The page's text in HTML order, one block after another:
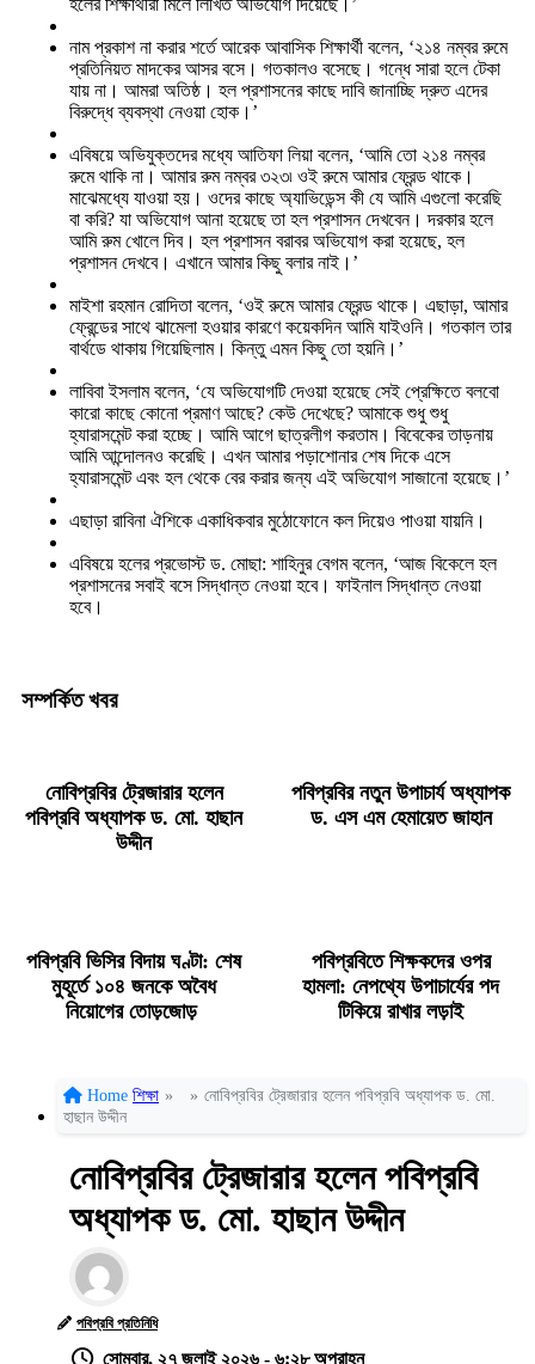
হলের শিক্ষার্থীরা মিলে লিখিত অভিযোগ দিয়েছে।’
নাম প্রকাশ না করার শর্তে আরেক আবাসিক শিক্ষার্থী বলেন, ‘২১৪ নম্বর রুমে
প্রতিনিয়ত মাদকের আসর বসে। গতকালও বসেছে। গন্ধে সারা হলে টেকা
যায় না। আমরা অতিষ্ঠ। হল প্রশাসনের কাছে দাবি জানাচ্ছি দ্রুত এদের
বিরুদ্ধে ব্যবস্থা নেওয়া হোক।’
এবিষয়ে অভিযুক্তদের মধ্যে আতিফা লিয়া বলেন, ‘আমি তো ২১৪ নম্বর
রুমে থাকি না। আমার রুম নম্বর ৩২৩৷ ওই রুমে আমার ফ্রেন্ড থাকে।
মাঝেমধ্যে যাওয়া হয়। ওদের কাছে অ্যাভিডেন্স কী যে আমি এগুলো করেছি
বা করি? যা অভিযোগ আনা হয়েছে তা হল প্রশাসন দেখবেন। দরকার হলে
আমি রুম খোলে দিব। হল প্রশাসন বরাবর অভিযোগ করা হয়েছে, হল
প্রশাসন দেখবে। এখানে আমার কিছু বলার নাই।’
মাইশা রহমান রোদিতা বলেন, ‘ওই রুমে আমার ফ্রেন্ড থাকে। এছাড়া, আমার
ফ্রেন্ডের সাথে ঝামেলা হওয়ার কারণে কয়েকদিন আমি যাইওনি। গতকাল তার
বার্থডে থাকায় গিয়েছিলাম। কিন্তু এমন কিছু তো হয়নি।’
লাবিবা ইসলাম বলেন, ‘যে অভিযোগটি দেওয়া হয়েছে সেই প্রেক্ষিতে বলবো
কারো কাছে কোনো প্রমাণ আছে? কেউ দেখেছে? আমাকে শুধু শুধু
হ্যারাসমেন্ট করা হচ্ছে। আমি আগে ছাত্রলীগ করতাম। বিবেকের তাড়নায়
আমি আন্দোলনও করেছি। এখন আমার পড়াশোনার শেষ দিকে এসে
হ্যারাসমেন্ট এবং হল থেকে বের করার জন্য এই অভিযোগ সাজানো হয়েছে।’
এছাড়া রাবিনা ঐশিকে একাধিকবার মুঠোফোনে কল দিয়েও পাওয়া যায়নি।
এবিষয়ে হলের প্রভোস্ট ড. মোছা: শাহিনুর বেগম বলেন, ‘আজ বিকেলে হল
প্রশাসনের সবাই বসে সিদ্ধান্ত নেওয়া হবে। ফাইনাল সিদ্ধান্ত নেওয়া
হবে।
সম্পর্কিত খবর
নোবিপ্রবির ট্রেজারার হলেন
পবিপ্রবি অধ্যাপক ড. মো. হাছান
উদ্দীন
পবিপ্রবির নতুন উপাচার্য অধ্যাপক
ড. এস এম হেমায়েত জাহান
পবিপ্রবি ভিসির বিদায় ঘণ্টা: শেষ
মুহূর্তে ১০৪ জনকে অবৈধ
নিয়োগের তোড়জোড়
পবিপ্রবিতে শিক্ষকদের ওপর
হামলা: নেপথ্যে উপাচার্যের পদ
টিকিয়ে রাখার লড়াই
Home শিক্ষা » » নোবিপ্রবির ট্রেজারার হলেন পবিপ্রবি অধ্যাপক ড. মো.
হাছান উদ্দীন
নোবিপ্রবির ট্রেজারার হলেন পবিপ্রবি
অধ্যাপক ড. মো. হাছান উদ্দীন
পবিপ্রবি প্রতিনিধি
সোমবার, ২৭ জুলাই ২০২৬ - ৬:২৮ অপরাহ্ন